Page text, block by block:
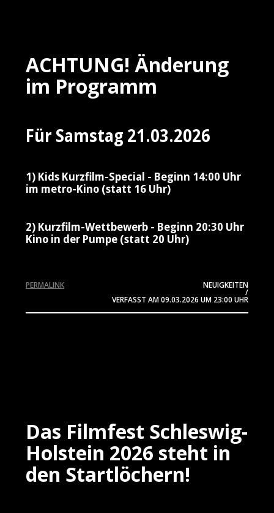
ACHTUNG! Änderung
im Programm
Für Samstag 21.03.2026
1) Kids Kurzfilm-Special - Beginn 14:00 Uhr
im metro-Kino (statt 16 Uhr)
2) Kurzfilm-Wettbewerb - Beginn 20:30 Uhr
Kino in der Pumpe (statt 20 Uhr)
NEUIGKEITEN
/
VERFASST AM09.03.2026 UM 23:00 UHR
PERMALINK
Das Filmfest Schleswig-
Holstein 2026 steht in
den Startlöchern!